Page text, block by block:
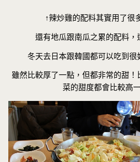
↑辣炒雞的配料其實用了很
還有地瓜跟南瓜之累的配料，
冬天去日本跟韓國都可以吃到很
雖然比較厚了一點，但都非常的甜
菜的甜度都會比較高